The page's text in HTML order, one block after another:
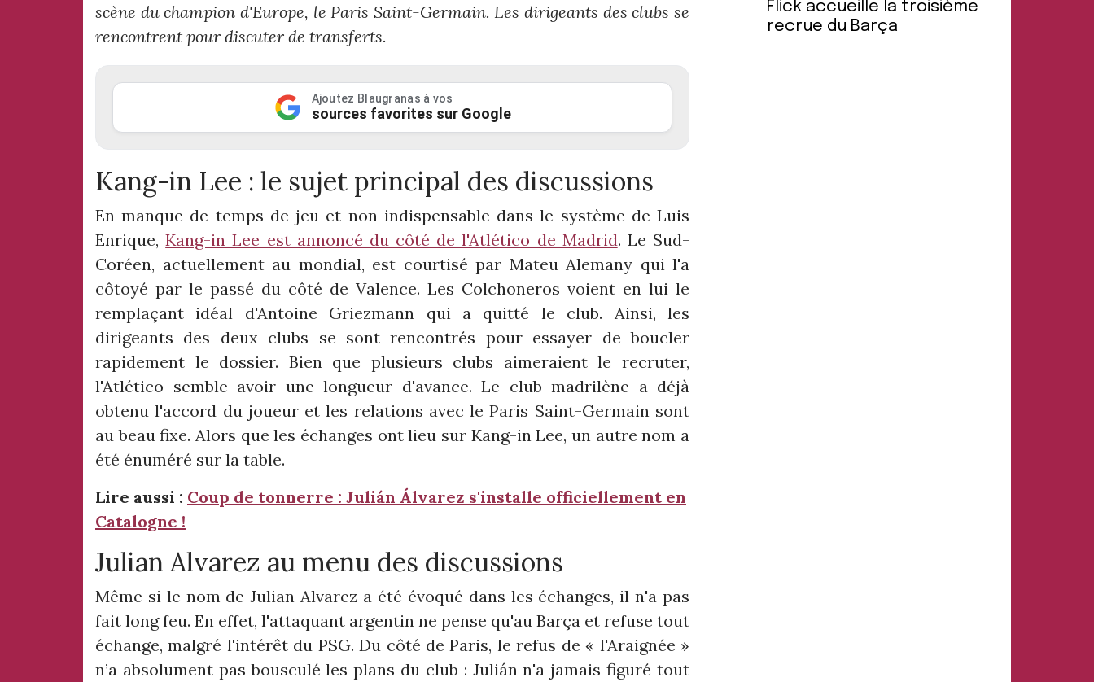
scène du champion d'Europe, le Paris Saint-Germain. Les dirigeants des clubs se
rencontrent pour discuter de transferts.
Ajoutez Blaugranas à vos
sources favorites sur Google
Kang-in Lee : le sujet principal des discussions
En manque de temps de jeu et non indispensable dans le système de Luis
Enrique,Kang-in Lee est annoncé du côté de l'Atlético de Madrid. Le Sud-
Coréen, actuellement au mondial, est courtisé par Mateu Alemany qui l'a
côtoyé par le passé du côté de Valence. Les Colchoneros voient en lui le
remplaçant idéal d'Antoine Griezmann qui a quitté le club. Ainsi, les
dirigeants des deux clubs se sont rencontrés pour essayer de boucler
rapidement le dossier. Bien que plusieurs clubs aimeraient le recruter,
l'Atlético semble avoir une longueur d'avance. Le club madrilène a déjà
obtenu l'accord du joueur et les relations avec le Paris Saint-Germain sont
au beau fixe. Alors que les échanges ont lieu sur Kang-in Lee, un autre nom a
été énuméré sur la table.
Lire aussi : Coup de tonnerre : Julián Álvarez s'installe officiellement en
Catalogne !
Julian Alvarez au menu des discussions
Même si le nom de Julian Alvarez a été évoqué dans les échanges, il n'a pas
fait long feu. En effet, l'attaquant argentin ne pense qu'au Barça et refuse tout
échange, malgré l'intérêt du PSG. Du côté de Paris, le refus de « l'Araignée »
n’a absolument pas bousculé les plans du club : Julián n'a jamais figuré tout
Flick accueille la troisième
recrue du Barça